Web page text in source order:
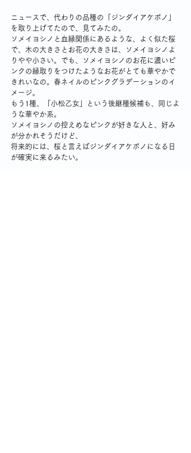
ニュースで、代わりの品種の「ジンダイアケボノ」
を取り上げてたので、見てみたの。
ソメイヨシノと血縁関係にあるような、よく似た桜
で、木の大きさとお花の大きさは、ソメイヨシノよ
りやや小さい。でも、ソメイヨシノのお花に濃いピ
ンクの縁取りをつけたようなお花がとても華やかで
きれいなの。春ネイルのピンクグラデーションのイ
メージ。
もう1種、「小松乙女」という後継種候補も、同じよ
うな華やか系。
ソメイヨシノの控えめなピンクが好きな人と、好み
が分かれそうだけど、
将来的には、桜と言えばジンダイアケボノになる日
が確実に来るみたい。